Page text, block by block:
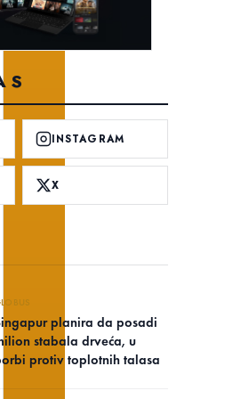
INSTAGRAM
X
planira da posadi
stabala drveća, u
protiv toplotnih talasa